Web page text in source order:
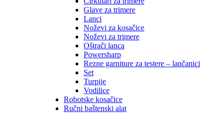
Glave za trimere
Lanci
Noževi za kosačice
Noževi za trimere
Oštrači lanca
Powersharp
Rezne garniture za testere – lančanici
Set
Turpije
Vodilice
Robotske kosačice
Ručni baštenski alat